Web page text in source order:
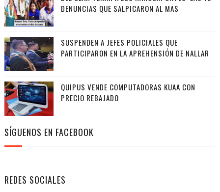
DENUNCIAS QUE SALPICARON AL MAS
SUSPENDEN A JEFES POLICIALES QUE
PARTICIPARON EN LA APREHENSIÓN DE NALLAR
QUIPUS VENDE COMPUTADORAS KUAA CON
PRECIO REBAJADO
SÍGUENOS EN FACEBOOK
REDES SOCIALES